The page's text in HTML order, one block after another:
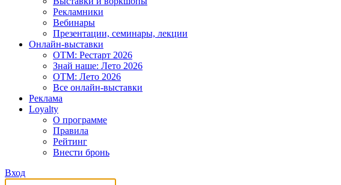
Рекламники
Вебинары
Презентации, семинары, лекции
Онлайн-выставки
OTM: Рестарт 2026
Знай наше: Лето 2026
OTM: Лето 2026
Все онлайн-выставки
Реклама
Loyalty
О программе
Правила
Рейтинг
Внести бронь
Вход